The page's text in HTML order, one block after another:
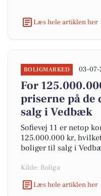
Læs hele artiklen her
BOLIGMARKED 03-
For
priserne på
salg i Vedbæk
Sofievej 11 er netop
125.000.000 kr,
boliger til salg i
Kilde: Boliga
Læs hele artiklen her